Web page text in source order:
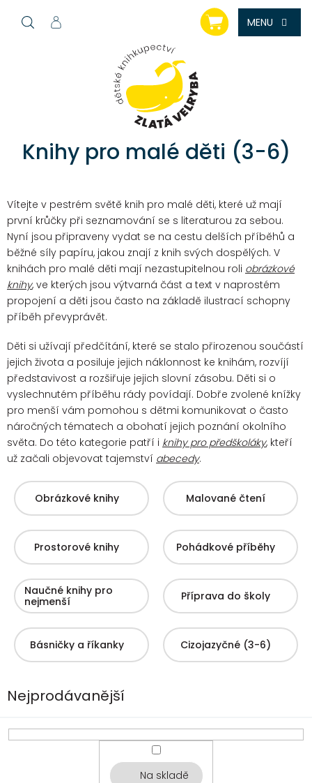
NÁKUPNÍ
KOŠÍK
Knihy pro malé děti (3-6)
Vítejte v pestrém světě knih pro malé děti, které už mají
první krůčky při seznamování se s literaturou za sebou.
Nyní jsou připraveny vydat se na cestu delších příběhů a
běžné síly papíru, jakou znají z knih svých dospělých. V
knihách pro malé děti mají nezastupitelnou roli obrázkové
knihy, ve kterých jsou výtvarná část a text v naprostém
propojení a děti jsou často na základě ilustrací schopny
příběh převyprávět.
Děti si užívají předčítání, které se stalo přirozenou součástí
jejich života a posiluje jejich náklonnost ke knihám, rozvíjí
představivost a rozšiřuje jejich slovní zásobu. Děti si o
vyslechnutém příběhu rády povídají. Dobře zvolené knížky
pro menší vám pomohou s dětmi komunikovat o často
náročných tématech a obohatí jejich poznání okolního
světa. Do této kategorie patří i knihy pro předškoláky, kteří
už začali objevovat tajemství abecedy.
Obrázkové knihy Malované čtení
Prostorové knihy Pohádkové příběhy
Naučné knihy pro
nejmenší
Příprava do školy
Básničky a říkanky Cizojazyčné (3-6)
Nejprodávanější
Na skladě